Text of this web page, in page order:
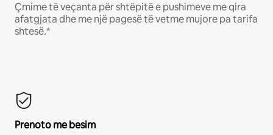
Çmime të veçanta për shtëpitë e pushimeve me qira
afatgjata dhe me një pagesë të vetme mujore pa tarifa
shtesë.*
Prenoto me besim